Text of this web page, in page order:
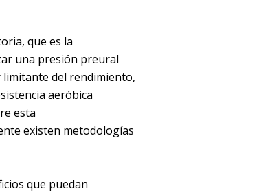
que es la
una presión preural
limitante del rendimiento,
aeróbica
esta
existen metodologías
que puedan